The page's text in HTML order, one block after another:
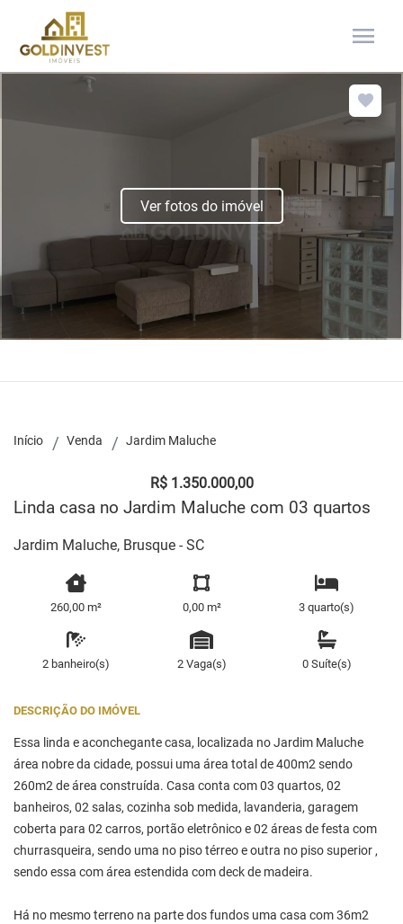
menu
Ver fotos do imóvel
Início Venda Jardim Maluche
R$ 1.350.000,00
Linda casa no Jardim Maluche com 03 quartos
Jardim Maluche, Brusque - SC
260,00 m² 0,00 m² 3 quarto(s)
2 banheiro(s) 2 Vaga(s) 0 Suíte(s)
DESCRIÇÃO DO IMÓVEL
Essa linda e aconchegante casa, localizada no Jardim Maluche
área nobre da cidade, possui uma área total de 400m2 sendo
260m2 de área construída. Casa conta com 03 quartos, 02
banheiros, 02 salas, cozinha sob medida, lavanderia, garagem
coberta para 02 carros, portão eletrônico e 02 áreas de festa com
churrasqueira, sendo uma no piso térreo e outra no piso superior ,
sendo essa com área estendida com deck de madeira.
Há no mesmo terreno na parte dos fundos uma casa com 36m2